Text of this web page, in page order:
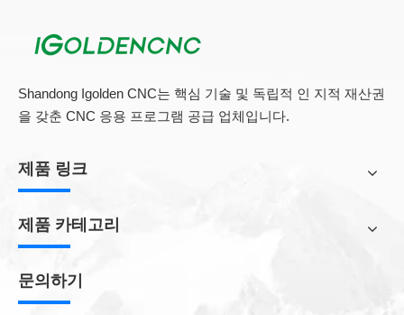
Shandong Igolden CNC는 핵심 기술 및 독립적 인 지적 재산권
을 갖춘 CNC 응용 프로그램 공급 업체입니다.
제품 링크
제품 카테고리
문의하기